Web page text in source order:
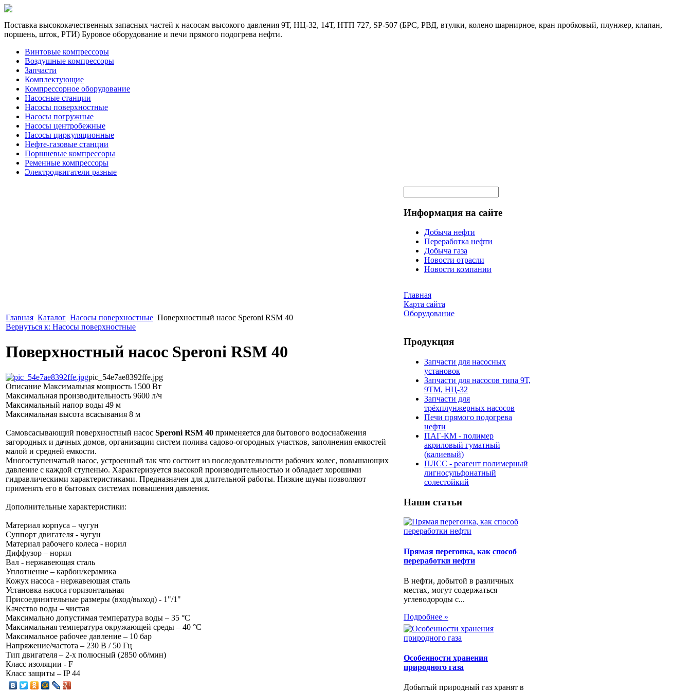
Поставка высококачественных запасных частей к насосам высокого давления 9Т, НЦ-32, 14Т, НТП 727, SP-507 (БРС, РВД, втулки, колено шарнирное, кран пробковый, плунжер, клапан,
поршень, шток, РТИ) Буровое оборудование и печи прямого подогрева нефти.
Винтовые компрессоры
Воздушные компрессоры
Запчасти
Комплектующие
Компрессорное оборудование
Насосные станции
Насосы поверхностные
Насосы погружные
Насосы центробежные
Насосы циркуляционные
Нефте-газовые станции
Поршневые компрессоры
Ременные компрессоры
Электродвигатели разные
Главная Каталог Насосы поверхностные Поверхностный насос Speroni RSM 40
Вернуться к: Насосы поверхностные
Поверхностный насос Speroni RSM 40
pic_54e7ae8392ffe.jpg
Описание Максимальная мощность 1500 Вт
Максимальная производительность 9600 л/ч
Максимальный напор воды 49 м
Максимальная высота всасывания 8 м
Самовсасывающий поверхностный насос Speroni RSM 40 применяется для бытового водоснабжения
загородных и дачных домов, организации систем полива садово-огородных участков, заполнения емкостей
малой и средней емкости.
Многоступенчатый насос, устроенный так что состоит из последовательности рабочих колес, повышающих
давление с каждой ступенью. Характеризуется высокой производительностью и обладает хорошими
гидравлическими характеристиками. Предназначен для длительной работы. Низкие шумы позволяют
применять его в бытовых системах повышения давления.
Дополнительные характеристики:
Материал корпуса – чугун
Суппорт двигателя - чугун
Материал рабочего колеса - норил
Диффузор – норил
Вал - нержавеющая сталь
Уплотнение – карбон/керамика
Кожух насоса - нержавеющая сталь
Установка насоса горизонтальная
Присоединительные размеры (вход/выход) - 1"/1"
Качество воды – чистая
Максимально допустимая температура воды – 35 °C
Максимальная температура окружающей среды – 40 °C
Максимальное рабочее давление – 10 бар
Напряжение/частота – 230 В / 50 Гц
Тип двигателя – 2-х полюсный (2850 об/мин)
Класс изоляции - F
Класс защиты – IP 44
Информация на сайте
Добыча нефти
Переработка нефти
Добыча газа
Новости отрасли
Новости компании
Главная
Карта сайта
Оборудование
Продукция
Запчасти для насосных
установок
Запчасти для насосов типа 9Т,
9ТМ, НЦ-32
Запчасти для
трёхплунжерных насосов
Печи прямого подогрева
нефти
ПАГ-КМ - полимер
акриловый гуматный
(калиевый)
ПЛСС - реагент полимерный
лигносульфонатный
солестойкий
Наши статьи
Прямая перегонка, как способ
переработки нефти
В нефти, добытой в различных
местах, могут содержаться
углеводороды с...
Подробнее »
Особенности хранения
природного газа
Добытый природный газ хранят в